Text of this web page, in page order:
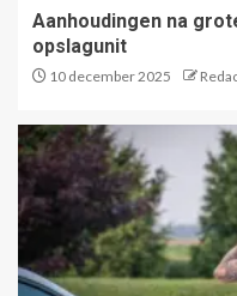
Aanhoudingen na
opslagunit
10 december 2025